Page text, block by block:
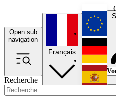
Open sub
navigation
Recherche
Français